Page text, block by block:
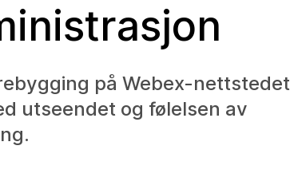
på Webex-nettstedet
utseendet og følelsen av